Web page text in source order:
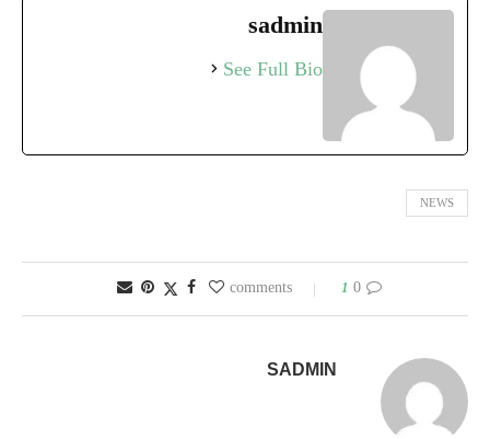
sadmin
See Full Bio
NEWS
0 comments
1
SADMIN